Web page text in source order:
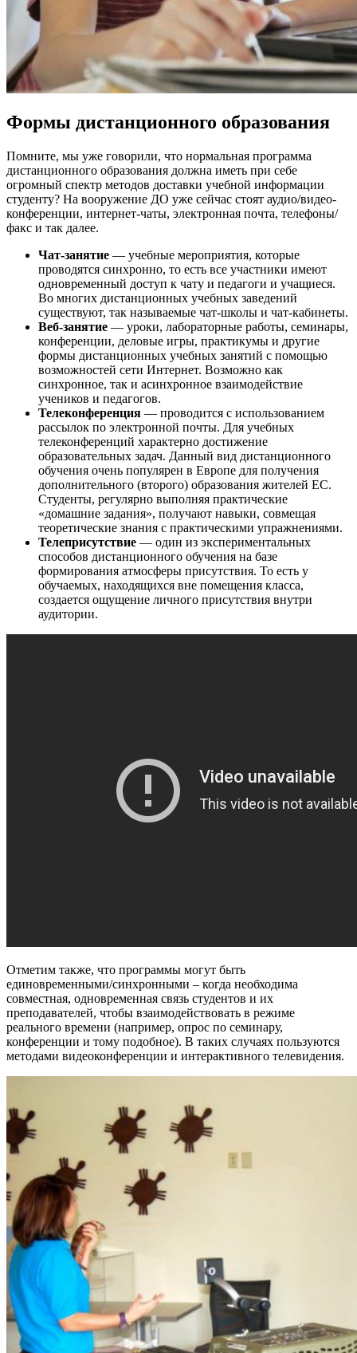
Формы дистанционного образования
Помните, мы уже говорили, что нормальная программа
дистанционного образования должна иметь при себе
огромный спектр методов доставки учебной информации
студенту? На вооружение ДО уже сейчас стоят аудио/видео-
конференции, интернет-чаты, электронная почта, телефоны/
факс и так далее.
Чат-занятие — учебные мероприятия, которые
проводятся синхронно, то есть все участники имеют
одновременный доступ к чату и педагоги и учащиеся.
Во многих дистанционных учебных заведений
существуют, так называемые чат-школы и чат-кабинеты.
Веб-занятие — уроки, лабораторные работы, семинары,
конференции, деловые игры, практикумы и другие
формы дистанционных учебных занятий с помощью
возможностей сети Интернет. Возможно как
синхронное, так и асинхронное взаимодействие
учеников и педагогов.
Телеконференция — проводится с использованием
рассылок по электронной почты. Для учебных
телеконференций характерно достижение
образовательных задач. Данный вид дистанционного
обучения очень популярен в Европе для получения
дополнительного (второго) образования жителей ЕС.
Студенты, регулярно выполняя практические
«домашние задания», получают навыки, совмещая
теоретические знания с практическими упражнениями.
Телеприсутствие — один из экспериментальных
способов дистанционного обучения на базе
формирования атмосферы присутствия. То есть у
обучаемых, находящихся вне помещения класса,
создается ощущение личного присутствия внутри
аудитории.
Отметим также, что программы могут быть
единовременными/синхронными – когда необходима
совместная, одновременная связь студентов и их
преподавателей, чтобы взаимодействовать в режиме
реального времени (например, опрос по семинару,
конференции и тому подобное). В таких случаях пользуются
методами видеоконференции и интерактивного телевидения.